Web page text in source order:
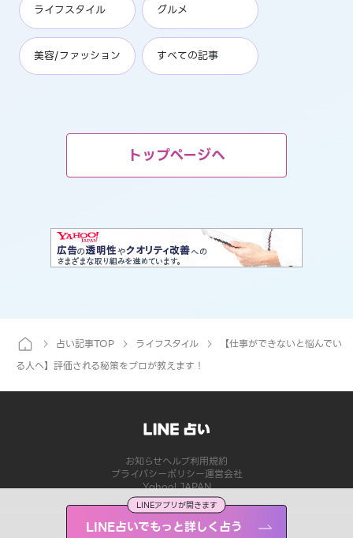
LINEアプリが開きます
LINE占いでもっと詳しく占う
ライフスタイル グルメ
美容/ファッション すべての記事
トップページへ
占い記事TOP ライフスタイル
【仕事ができないと悩んでい
る人へ】評価される秘策をプロが教えます！
お知らせヘルプ利用規約
プライバシーポリシー運営会社
Yahoo! JAPAN